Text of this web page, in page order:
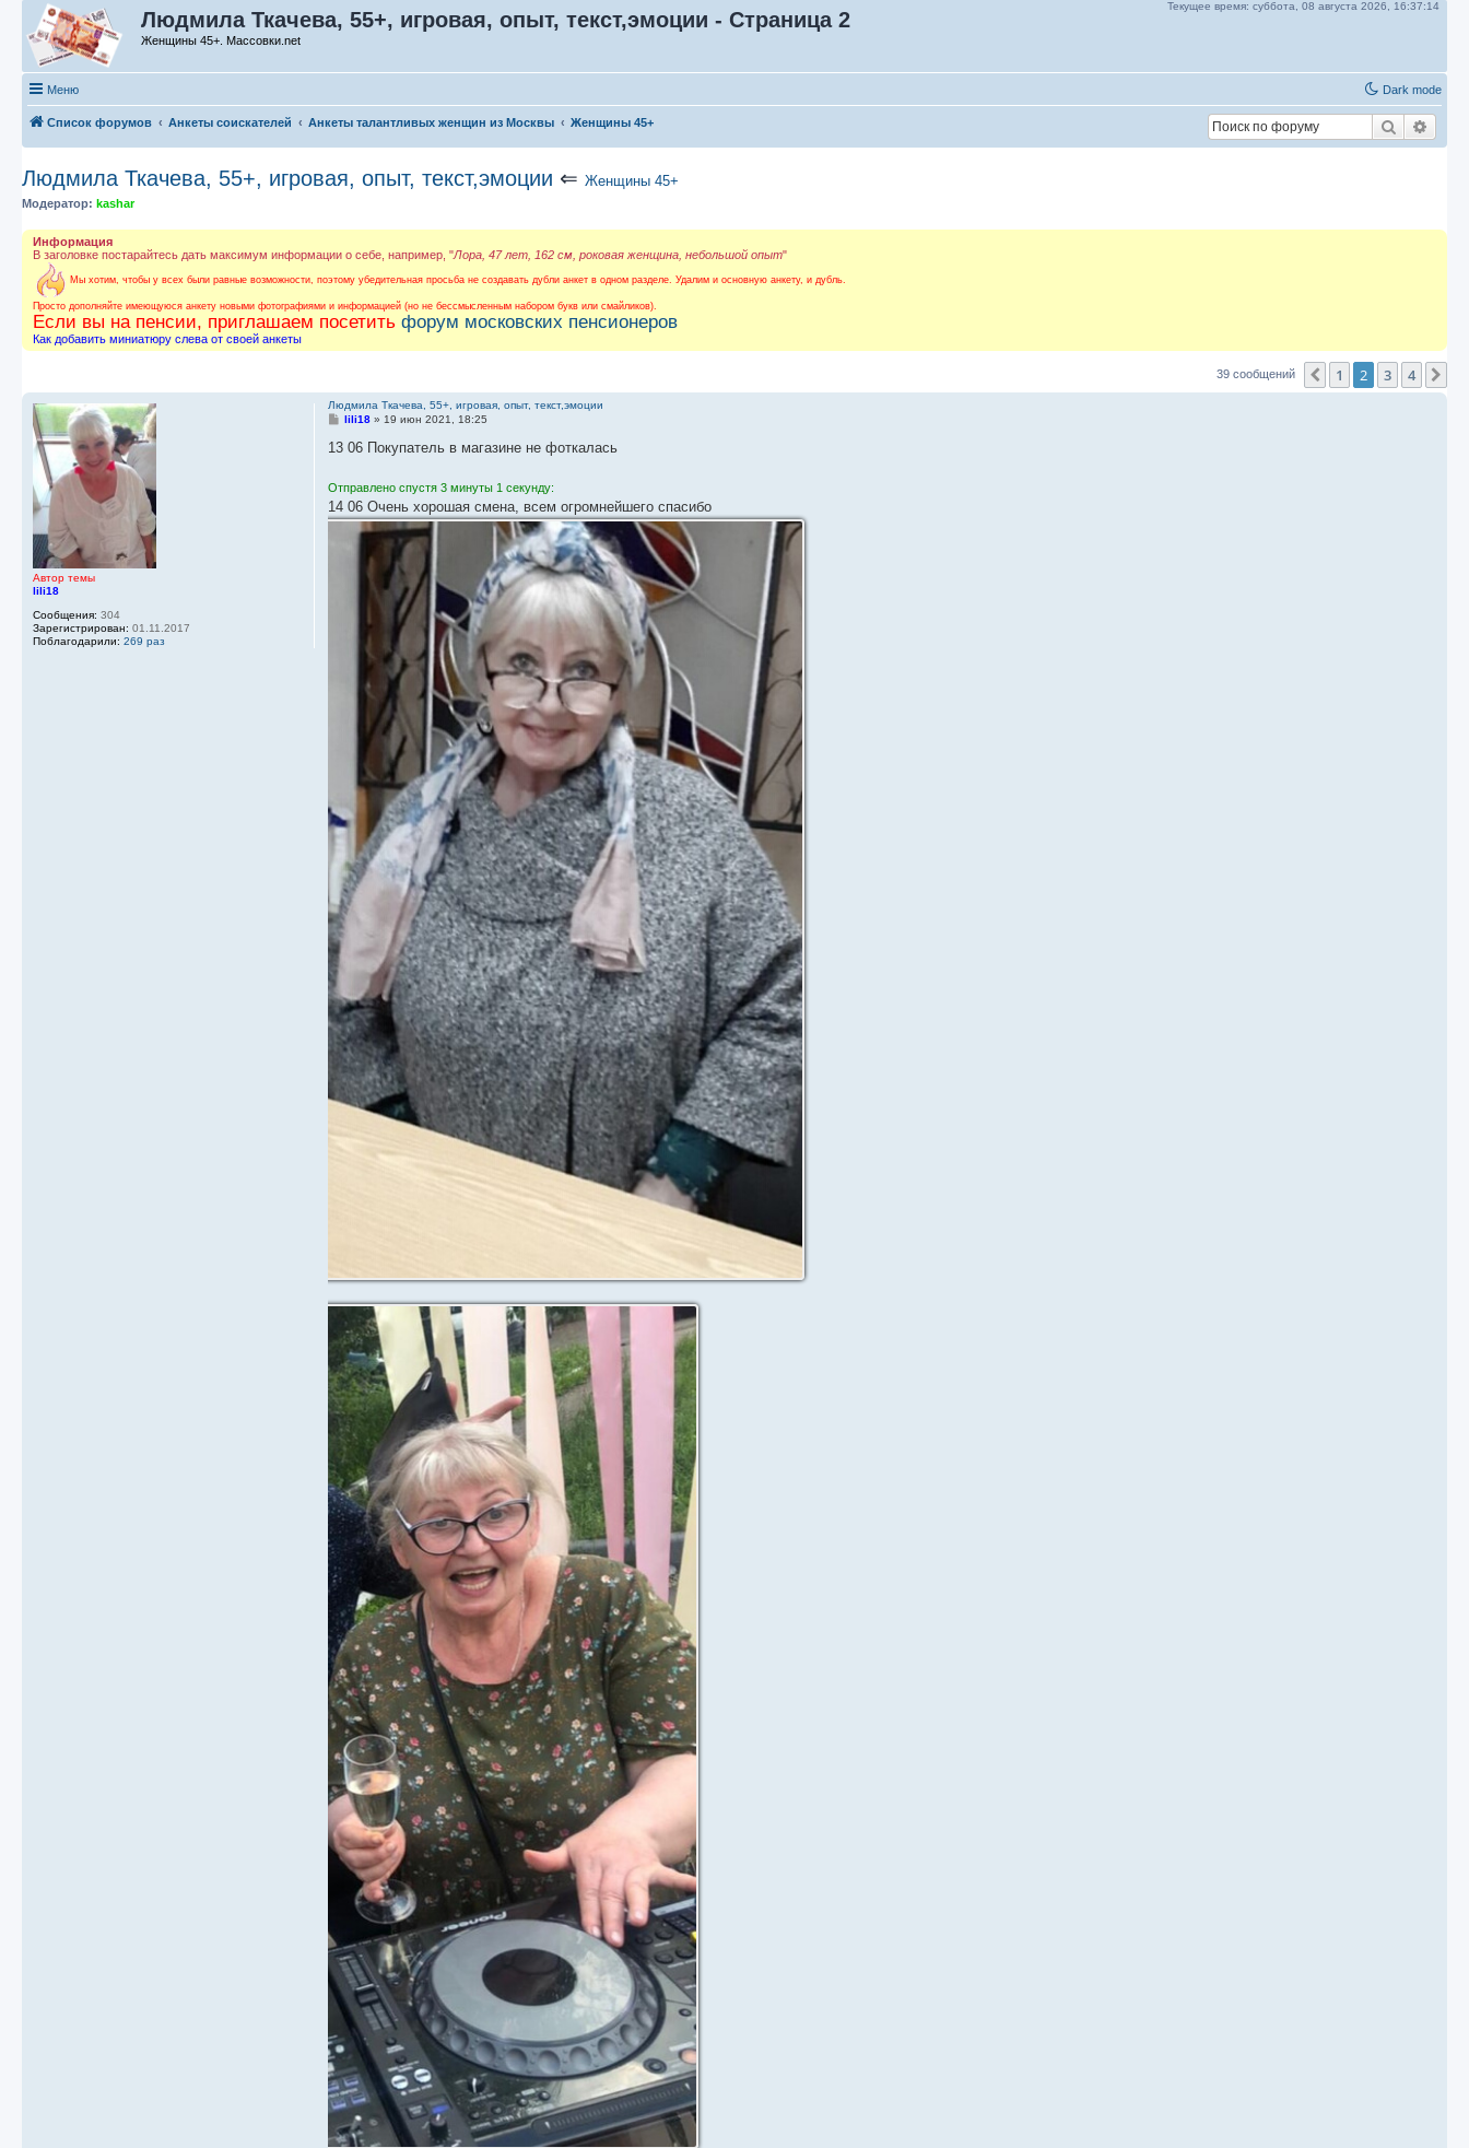
Текущее время: суббота, 08 августа 2026, 16:37:15
Людмила Ткачева, 55+, игровая, опыт, текст,эмоции - Страница 2
Женщины 45+. Массовки.net
Меню Dark mode
Список форумов Анкеты соискателей Анкеты талантливых женщин из Москвы Женщины 45+ Поиск
Людмила Ткачева, 55+, игровая, опыт, текст,эмоции ⇐ Женщины 45+
Модератор: kashar
Информация
В заголовке постарайтесь дать максимум информации о себе, например, "Лора, 47 лет, 162 см, роковая женщина, небольшой опыт"
Мы хотим, чтобы у всех были равные возможности, поэтому убедительная просьба не создавать дубли анкет в одном разделе. Удалим и основную анкету, и дубль.
Просто дополняйте имеющуюся анкету новыми фотографиями и информацией (но не бессмысленным набором букв или смайликов).
Если вы на пенсии, приглашаем посетить форум московских пенсионеров
Как добавить миниатюру слева от своей анкеты
39 сообщений Пред.
1 2 3 4
Автор темы
lili18
Сообщения: 304
Зарегистрирован: 01.11.2017
Поблагодарили: 269 раз
Людмила Ткачева, 55+, игровая, опыт, текст,эмоции
С
о
е
и
е
lili18 » 19 июн 2021, 18:25
13 06 Покупатель в магазине не фоткалась
Отправлено спустя 3 минуты 1 секунду:
14 06 Очень хорошая смена, всем огромнейшего спасибо